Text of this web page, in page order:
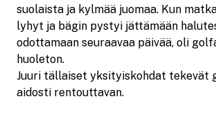
suolaista ja kylmää juomaa. Kun
lyhyt ja bägin pystyi jättämään
odottamaan seuraavaa päivää, oli
huoleton.
Juuri tällaiset yksityiskohdat tekevät
aidosti rentouttavan.